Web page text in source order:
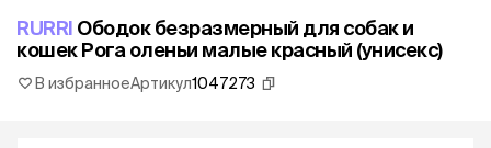
RURRI Ободок безразмерный для собак и
кошек Рога оленьи малые красный (унисекс)
В избранноеАртикул1047273